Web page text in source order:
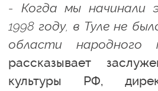
- Когда мы начинали
1998 году, в Туле не
области народного
рассказывает
культуры РФ,